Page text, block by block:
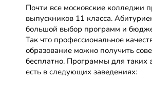
Почти все московские колледжи
выпускников 11 класса.
большой выбор программ и
Так что профессиональное
образование можно получить
бесплатно. Программы для таких
есть в следующих заведениях: